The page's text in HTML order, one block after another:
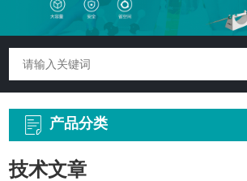
产品分类
技术文章